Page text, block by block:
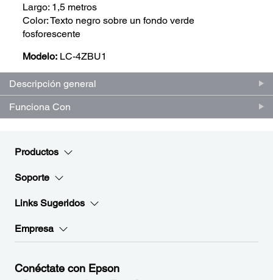
Largo: 1,5 metros
Color: Texto negro sobre un fondo verde
fosforescente
Modelo: LC-4ZBU1
Descripción general
Funciona Con
Productos
Soporte
Links Sugeridos
Empresa
Conéctate con Epson